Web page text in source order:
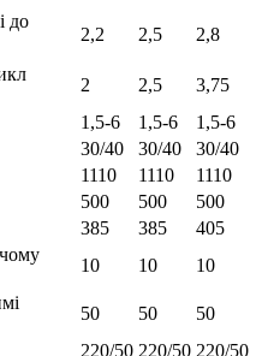
до
2,2 2,5
2,8
2 2,5
3,75
1,5-6 1,5-6
1,5-6
30/40 30/40
30/40
1110 1110
1110
500 500
500
385 385
405
10 10
10
50 50
50
220/50 220/50 220/50